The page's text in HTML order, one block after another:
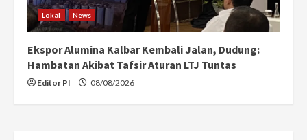
Lokal News
Ekspor Alumina Kalbar Kembali Jalan, Dudung:
Hambatan Akibat Tafsir Aturan LTJ Tuntas
Editor PI 08/08/2026